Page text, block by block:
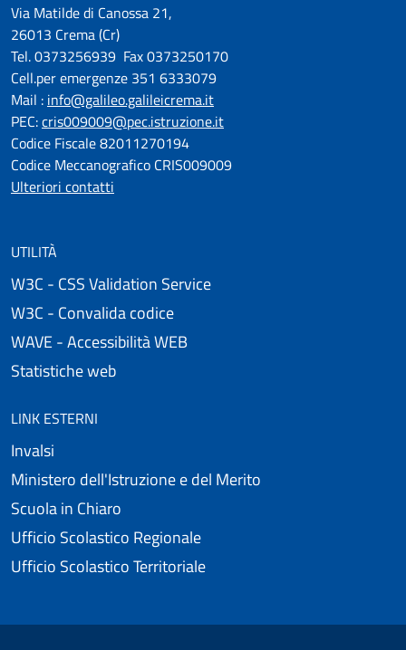
Via Matilde di Canossa 21,
26013 Crema (Cr)
Tel. 0373256939 Fax 0373250170
Cell.per emergenze 351 6333079
Mail : info@galileo.galileicrema.it
PEC:cris009009@pec.istruzione.it
Codice Fiscale 82011270194
Codice Meccanografico CRIS009009
Ulteriori contatti
UTILITÀ
W3C - CSS Validation Service
W3C - Convalida codice
WAVE - Accessibilità WEB
Statistiche web
LINK ESTERNI
Invalsi
Ministero dell'Istruzione e del Merito
Scuola in Chiaro
Ufficio Scolastico Regionale
Ufficio Scolastico Territoriale
Useful links section